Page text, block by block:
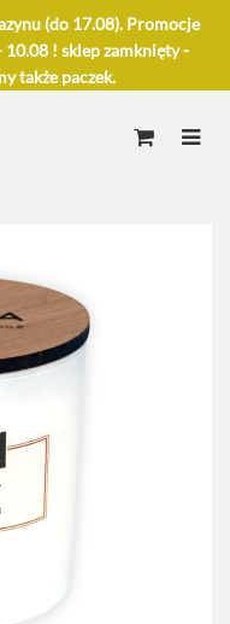
(do 17.08). Promocje
10.08 ! sklep zamknięty -
także paczek.